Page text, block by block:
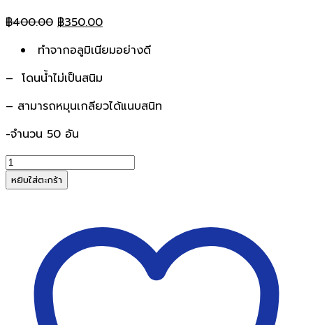
฿400.00 Original
was:
฿400.00.
฿350.00Current
is:
ทำจากอลูมิเนียมอย่างดี
– โดนน้ำไม่เป็นสนิม
– สามารถหมุนเกลียวได้แนบสนิท
-จำนวน 50 อัน
จำนวน
น๊อต
ใส่
ขนาด1/2นิ้ว
หยิบใส่ตะกร้า